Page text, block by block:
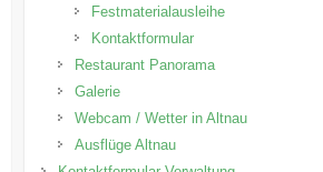
Festmaterialausleihe
Kontaktformular
Restaurant Panorama
Galerie
Webcam / Wetter in Altnau
Ausflüge Altnau